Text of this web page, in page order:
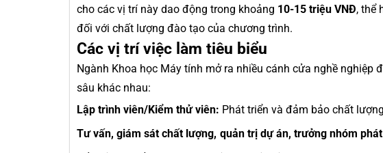
cho các vị trí này dao động trong khoảng 10-15 triệu VNĐ, thể
đối với chất lượng đào tạo của chương trình.
Các vị trí việc làm tiêu biểu
Ngành Khoa học Máy tính mở ra nhiều cánh cửa nghề nghiệp
sâu khác nhau:
Lập trình viên/Kiểm thử viên: Phát triển và đảm bảo chất
Tư vấn, giám sát chất lượng, quản trị dự án, trưởng nhóm